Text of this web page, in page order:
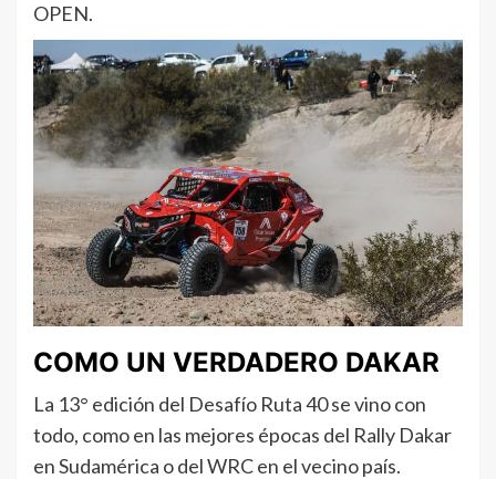
OPEN.
COMO UN VERDADERO DAKAR
La 13° edición del Desafío Ruta 40 se vino con
todo, como en las mejores épocas del Rally Dakar
en Sudamérica o del WRC en el vecino país.